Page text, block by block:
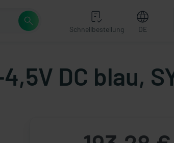
Schnellbestellung DE
DC blau,